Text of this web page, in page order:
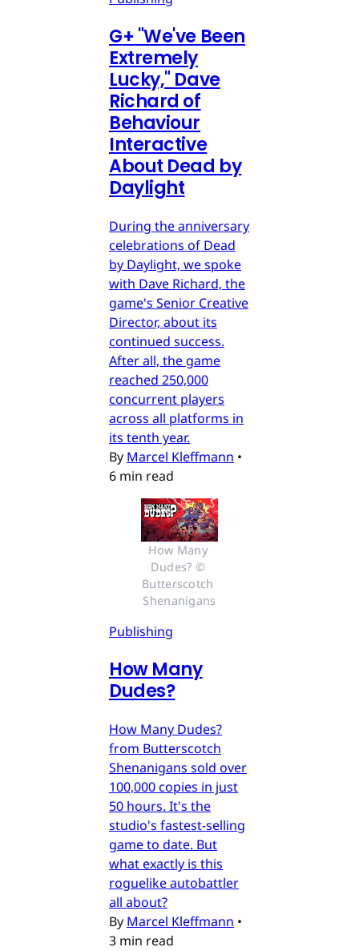
G+ "We've Been
Extremely
Lucky," Dave
Richard of
Behaviour
Interactive
About Dead by
Daylight
During the anniversary
celebrations of Dead
by Daylight, we spoke
with Dave Richard, the
game's Senior Creative
Director, about its
continued success.
After all, the game
reached 250,000
concurrent players
across all platforms in
its tenth year.
By Marcel Kleffmann •
6 min read
How Many
Dudes? ©
Butterscotch
Shenanigans
Publishing
How Many
Dudes?
How Many Dudes?
from Butterscotch
Shenanigans sold over
100,000 copies in just
50 hours. It's the
studio's fastest-selling
game to date. But
what exactly is this
roguelike autobattler
all about?
By Marcel Kleffmann •
3 min read